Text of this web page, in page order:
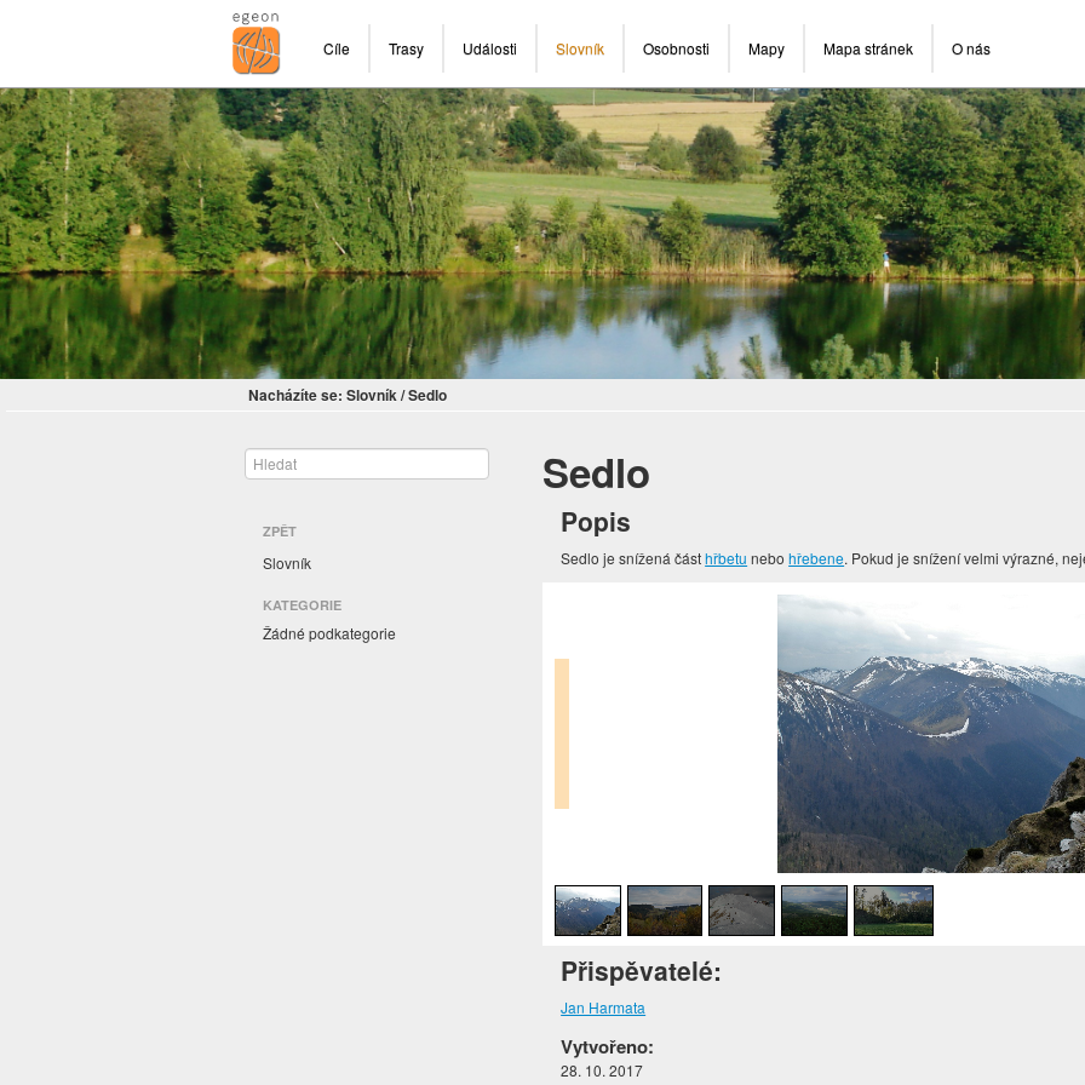
Cíle Trasy Události Slovník Osobnosti Mapy Mapa stránek O nás
Nacházíte se: Slovník/Sedlo
ZPĚT
Slovník
KATEGORIE
Žádné podkategorie
Sedlo
Popis
Sedlo je snížená částhřbetu nebohřebene. Pokud je snížení velmi výrazné,
Přispěvatelé:
Jan Harmata
Vytvořeno:
28. 10. 2017